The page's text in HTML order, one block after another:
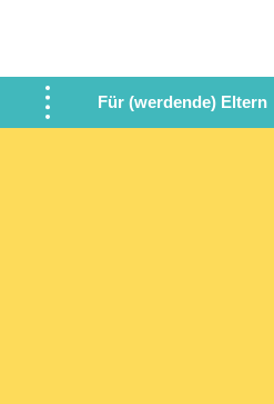
Für (werdende) Eltern